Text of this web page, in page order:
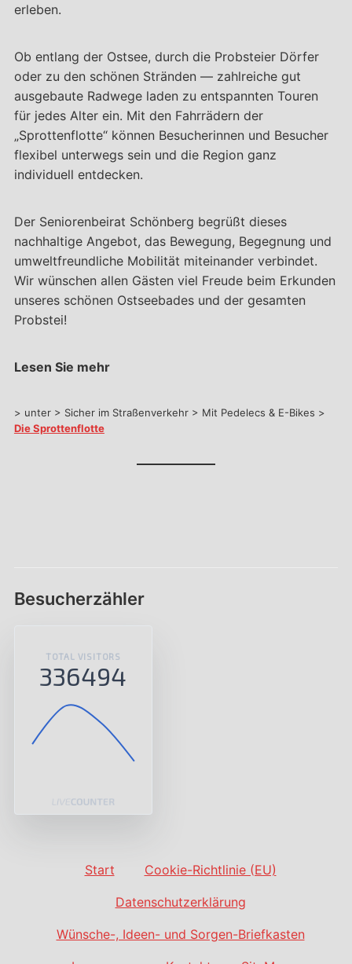
erleben.
Ob entlang der Ostsee, durch die Probsteier Dörfer
oder zu den schönen Stränden — zahlreiche gut
ausgebaute Radwege laden zu entspannten Touren
für jedes Alter ein. Mit den Fahrrädern der
„Sprottenflotte“ können Besucherinnen und Besucher
flexibel unterwegs sein und die Region ganz
individuell entdecken.
Der Seniorenbeirat Schönberg begrüßt dieses
nachhaltige Angebot, das Bewegung, Begegnung und
umweltfreundliche Mobilität miteinander verbindet.
Wir wünschen allen Gästen viel Freude beim Erkunden
unseres schönen Ostseebades und der gesamten
Probstei!
Lesen Sie mehr
> unter > Sicher im Straßenverkehr > Mit Pedelecs & E-Bikes >
Die Sprottenflotte
Besucherzähler
TOTAL VISITORS
336494
Start Cookie-Richtlinie (EU)
Datenschutzerklärung
Wünsche-, Ideen- und Sorgen-Briefkasten